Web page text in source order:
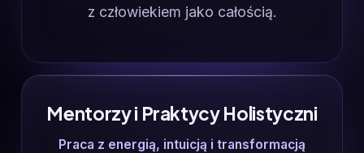
z człowiekiem jako całością.
Mentorzy i Praktycy Holistyczni
Praca z energią, intuicją i transformacją